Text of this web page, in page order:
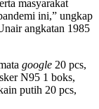
masyarakat
ini,” ungkap
angkatan 1985
google 20 pcs,
N95 1 boks,
putih 20 pcs,